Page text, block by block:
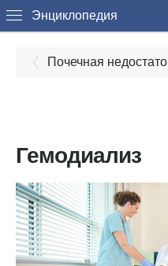
Энциклопедия
Почечная
Гемодиализ